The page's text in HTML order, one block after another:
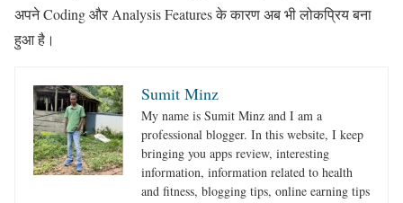
अपने Coding और Analysis Features के कारण अब भी लोकप्रिय बना
हुआ है।
Sumit Minz
My name is Sumit Minz and I am a
professional blogger. In this website, I keep
bringing you apps review, interesting
information, information related to health
and fitness, blogging tips, online earning tips